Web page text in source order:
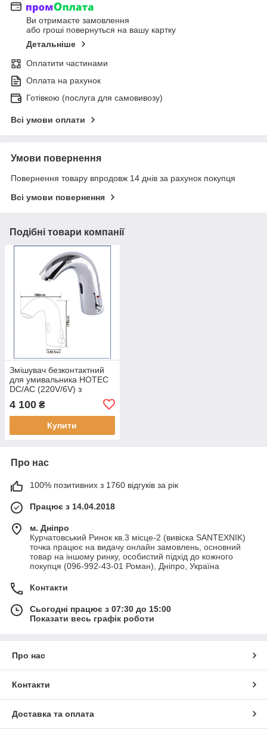
Ви отримаєте замовлення
або гроші повернуться на вашу картку
Детальніше
Оплатити частинами
Оплата на рахунок
Готівкою (послуга для самовивозу)
Всі умови оплати
Умови повернення
Повернення товару впродовж 14 днів за рахунок покупця
Всі умови повернення
Подібні товари компанії
Змішувач безконтактний
для умивальника HOTEC
DC/AC (220V/6V) з
латунний Hot/Cold
4 100 ₴
Купити
Про нас
100% позитивних з 1760 відгуків за рік
Працює з 14.04.2018
м. Дніпро
Курчатовський Ринок кв.3 місце-2 (вивіска SANTEXNIK)
точка працює на видачу онлайн замовлень, основний
товар на іншому ринку, особистий підхід до кожного
покупця (096-992-43-01 Роман), Дніпро, Україна
Контакти
Сьогодні працює з 07:30 до 15:00
Показати весь графік роботи
Про нас
Контакти
Доставка та оплата